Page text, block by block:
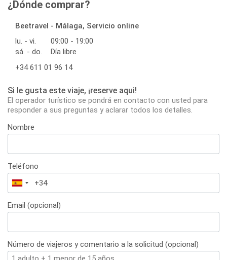
¿Dónde comprar?
Beetravel - Málaga, Servicio online
lu. - vi.
09:00 - 19:00
sá. - do.
Día libre
+34 611 01 96 14
Si le gusta este viaje, ¡reserve aqui!
El operador turístico se pondrá en contacto con usted para
responder a sus preguntas y aclarar todos los detalles.
Nombre
Teléfono
España
+34
Email (opcional)
Número de viajeros y comentario a la solicitud (opcional)